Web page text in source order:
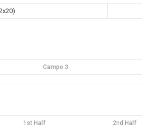
Campo 3
1st Half 2nd Half